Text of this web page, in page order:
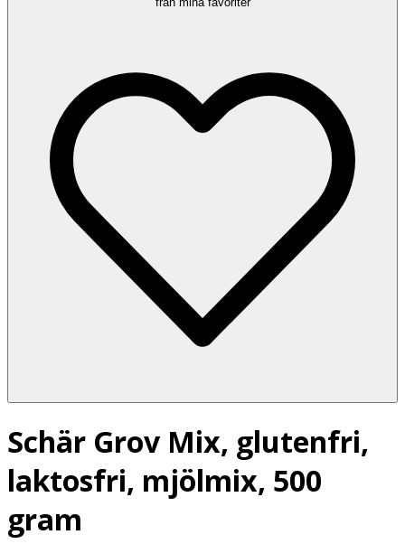
Schär Grov Mix, glutenfri,
laktosfri, mjölmix, 500
gram